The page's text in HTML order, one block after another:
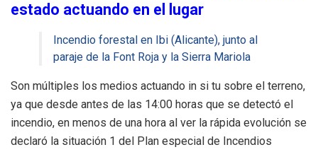
estado actuando en el lugar
Incendio forestal en Ibi (Alicante), junto al
paraje de la Font Roja y la Sierra Mariola
Son múltiples los medios actuando in si tu sobre el terreno,
ya que desde antes de las 14:00 horas que se detectó el
incendio, en menos de una hora al ver la rápida evolución se
declaró la situación 1 del Plan especial de Incendios